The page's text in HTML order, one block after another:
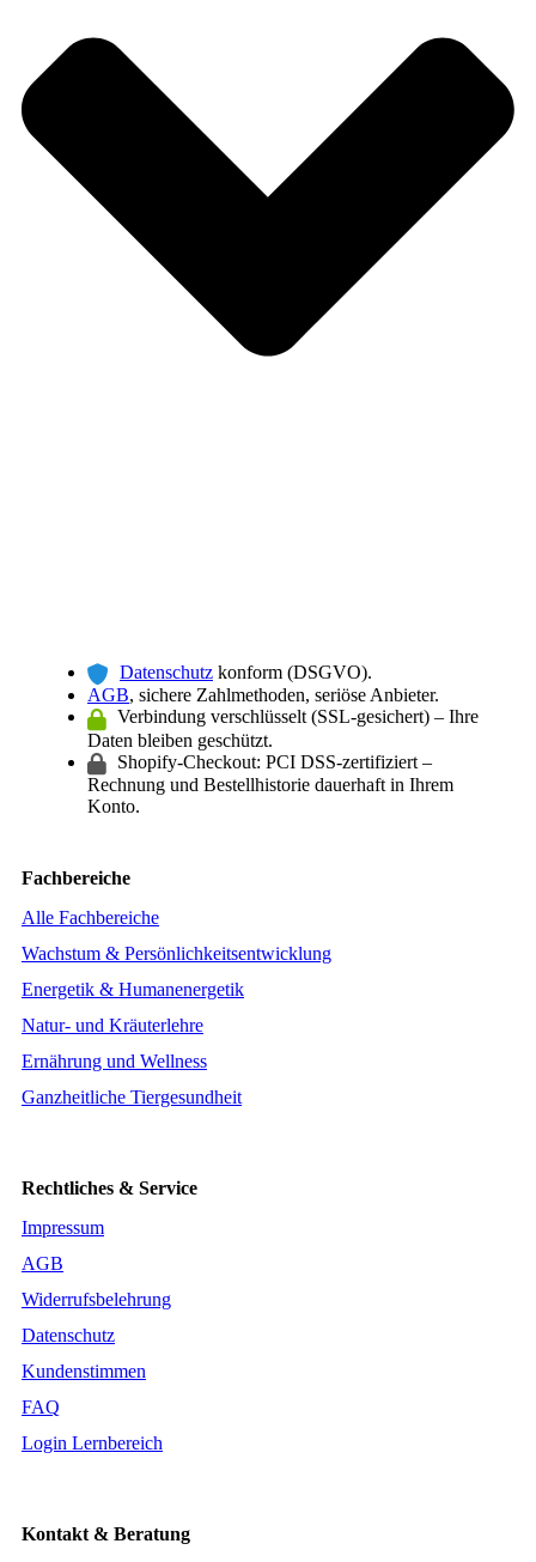
Datenschutz konform (DSGVO).
AGB, sichere Zahlmethoden, seriöse Anbieter.
Verbindung verschlüsselt (SSL-gesichert) – Ihre
Daten bleiben geschützt.
Shopify-Checkout: PCI DSS-zertifiziert –
Rechnung und Bestellhistorie dauerhaft in Ihrem
Konto.
Fachbereiche
Alle Fachbereiche
Wachstum & Persönlichkeitsentwicklung
Energetik & Humanenergetik
Natur- und Kräuterlehre
Ernährung und Wellness
Ganzheitliche Tiergesundheit
Rechtliches & Service
Impressum
AGB
Widerrufsbelehrung
Datenschutz
Kundenstimmen
FAQ
Login Lernbereich
Kontakt & Beratung